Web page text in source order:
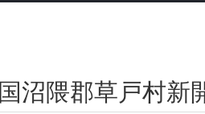
沼隈郡草戸村新